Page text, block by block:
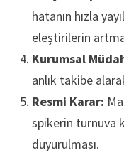
hatanın hızla
eleştirilerin
Kurumsal
anlık takibe
Resmi Karar:
spikerin turnuva
duyurulması.